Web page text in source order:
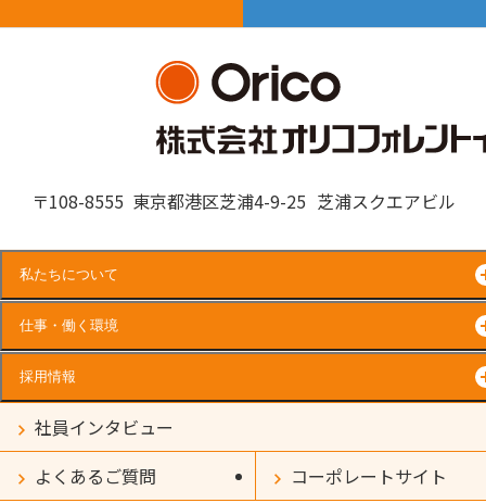
〒108-8555 東京都港区芝浦4-9-25 芝浦スクエアビル
私たちについて
仕事・働く環境
採用情報
社員インタビュー
よくあるご質問
コーポレートサイト